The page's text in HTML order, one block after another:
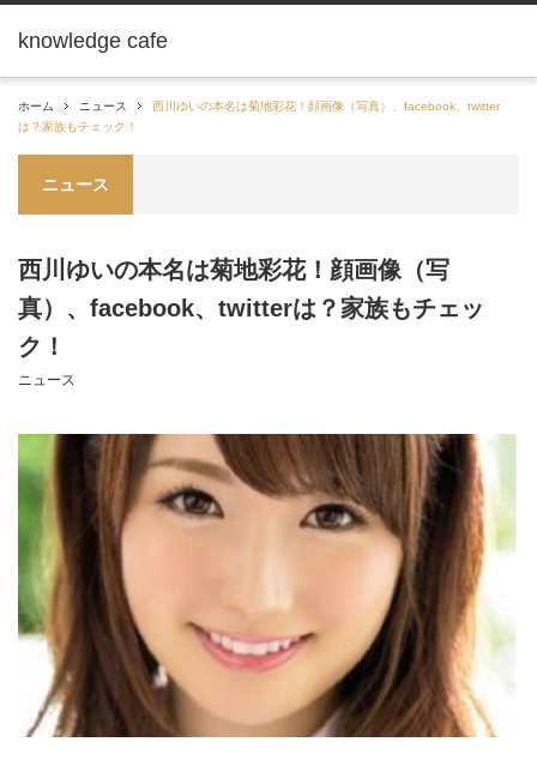
knowledge cafe
ホーム ニュース
西川ゆいの本名は菊地彩花！顔画像（写真）、facebook、twitter
は？家族もチェック！
ニュース
西川ゆいの本名は菊地彩花！顔画像（写
真）、facebook、twitterは？家族もチェッ
ク！
ニュース